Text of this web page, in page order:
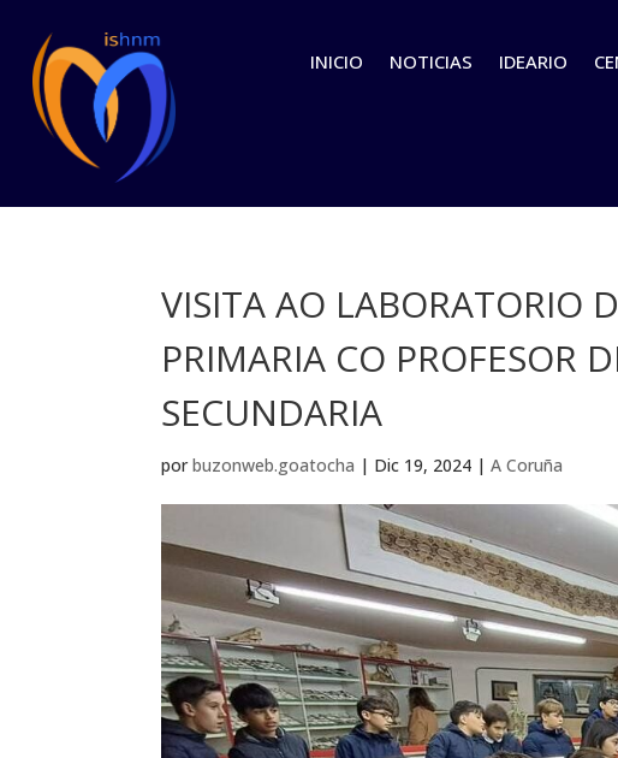
INICIO NOTICIAS IDEARIO
VISITA AO LABORATORIO
PRIMARIA CO PROFESOR
SECUNDARIA
porbuzonweb.goatocha | Dic 19, 2024 |A Coruña